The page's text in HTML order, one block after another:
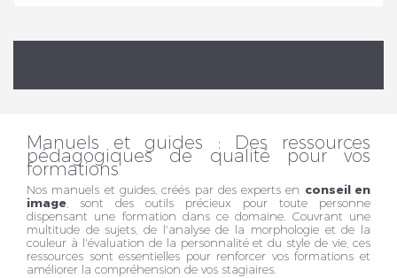
Manuels et guides : Des ressources
pédagogiques de qualité pour vos
formations
Nos manuels et guides, créés par des experts en conseil en
image , sont des outils précieux pour toute personne
dispensant une formation dans ce domaine. Couvrant une
multitude de sujets, de l'analyse de la morphologie et de la
couleur à l'évaluation de la personnalité et du style de vie, ces
ressources sont essentielles pour renforcer vos formations et
améliorer la compréhension de vos stagiaires.